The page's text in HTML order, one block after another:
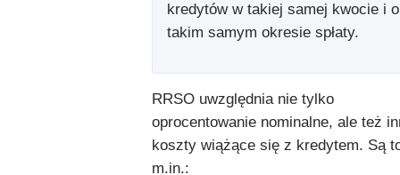
kredytów w takiej samej kwocie i o
takim samym okresie spłaty.
RRSO uwzględnia nie tylko
oprocentowanie nominalne, ale też
koszty wiążące się z kredytem. Są
m.in.: